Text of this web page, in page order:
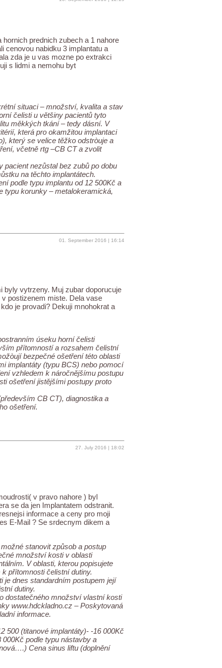
prednich zubech a 1 nahore
cenovou nabidku 3 implantatu a
zda je u vas mozne po extrakci
s lidmi a nemohu byt
situaci – množství, kvalita a stav
čelisti u většiny pacientů tyto
měkkých tkání – tedy dásní. V
která pro okamžitou implantaci
který se velice těžko odstròuje a
včetně rtg –CB CT a zvolit
nezůstal bez zubů po dobu
na těchto implantátech.
podle typu implantu od 12 500Kč a
typu korunky – metalokeramická,
01. September 2016 | 16:14
byly vytrzeny. Muj zubar doporucuje
postizenem miste. Dela vase
je provadi? Dekuji mnohokrat a
úseku horní čelisti
přítomností a rozsahem čelistní
bezpečné ošetření této oblasti
implantáty (typu BCS) nebo pomocí
vzhledem k náročnějšímu postupu
ošetření jistějšími postupy proto
CB CT), diagnostika a
ošetření.
27. July 2016 | 18:02
v pravo nahore ) byl
se da jen Implantatem odstranit.
informace a ceny pro moji
E-Mail ? Se srdecnym dikem a
stanovit způsob a postup
množství kosti v oblasti
V oblasti, kterou popisujete
přítomnosti čelistní dutiny.
je dnes standardním postupem její
dutiny.
dostatečného množství vlastní kosti
www.hdckladno.cz – Poskytovaná
informace.
500 (titanové implantáty)- -16 000Kč
podle typu nástavby a
Cena sinus liftu (doplnění